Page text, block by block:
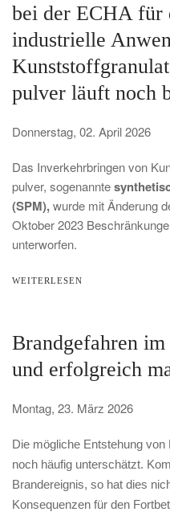
bei der ECHA für
industrielle
pulver läuft noch
Donnerstag, 02. April 2026
Das Inverkehrbringen von
pulver, sogenannte
(SPM),wurde mit Änderung
Oktober 2023
unterworfen.
WEITERLESEN
Brandgefahren
und erfolgreich
Montag, 23. März 2026
Die mögliche Entstehung
noch häufig unterschätzt.
Brandereignis, so hat dies
Konsequenzen für den